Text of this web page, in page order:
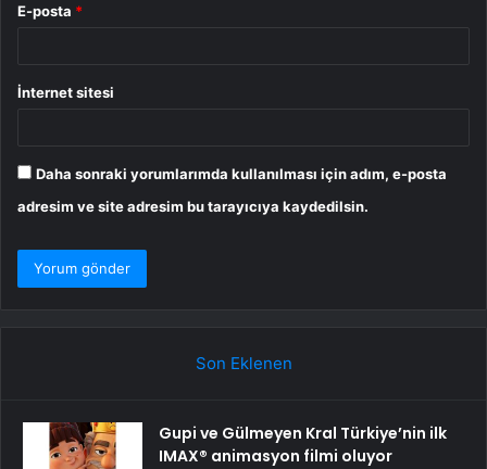
E-posta *
İnternet sitesi
Daha sonraki yorumlarımda kullanılması için adım, e-posta
adresim ve site adresim bu tarayıcıya kaydedilsin.
Son Eklenen
Gupi ve Gülmeyen Kral Türkiye’nin ilk
IMAX® animasyon filmi oluyor